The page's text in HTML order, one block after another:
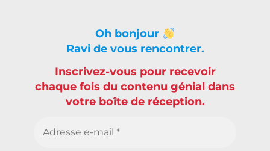
Oh bonjour
Ravi de vous rencontrer.
Inscrivez-vous pour recevoir
chaque fois du contenu génial dans
votre boîte de réception.